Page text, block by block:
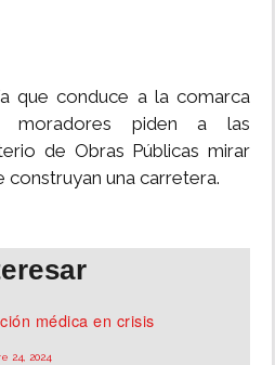
que conduce a la comarca
moradores piden a las
de Obras Públicas mirar
construyan una carretera.
médica en crisis
24, 2024